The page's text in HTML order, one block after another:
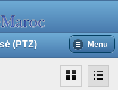
(PTZ) Menu